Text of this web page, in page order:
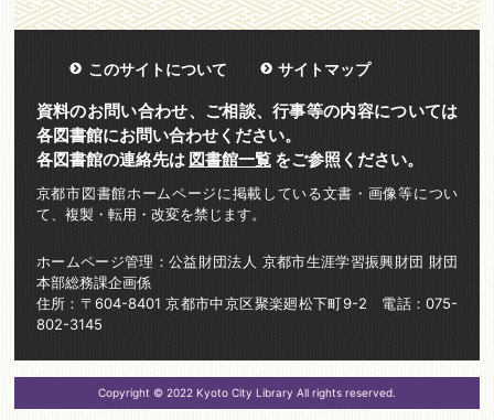
このサイトについて サイトマップ
資料のお問い合わせ、ご相談、行事等の内容については
各図書館にお問い合わせください。
各図書館の連絡先は 図書館一覧をご参照ください。
京都市図書館ホームページに掲載している文書・画像等につい
て、複製・転用・改変を禁じます。
ホームページ管理：公益財団法人 京都市生涯学習振興財団 財団
本部総務課企画係
住所：〒604-8401 京都市中京区聚楽廻松下町9-2 電話：075-
802-3145
Copyright © 2022 Kyoto City Library All rights reserved.